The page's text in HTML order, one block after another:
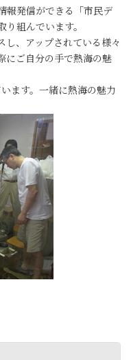
報発信ができる「市民デ
組んでいます。
し、アップされている様々
にご自分の手で熱海の魅
ます。一緒に熱海の魅力